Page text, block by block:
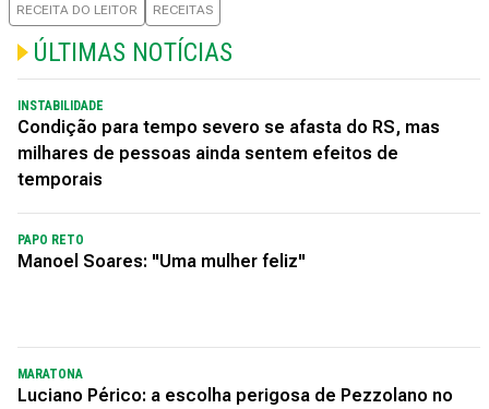
RECEITA DO LEITOR RECEITAS
ÚLTIMAS NOTÍCIAS
INSTABILIDADE
Condição para tempo severo se afasta do RS, mas
milhares de pessoas ainda sentem efeitos de
temporais
PAPO RETO
Manoel Soares: "Uma mulher feliz"
MARATONA
Luciano Périco: a escolha perigosa de Pezzolano no